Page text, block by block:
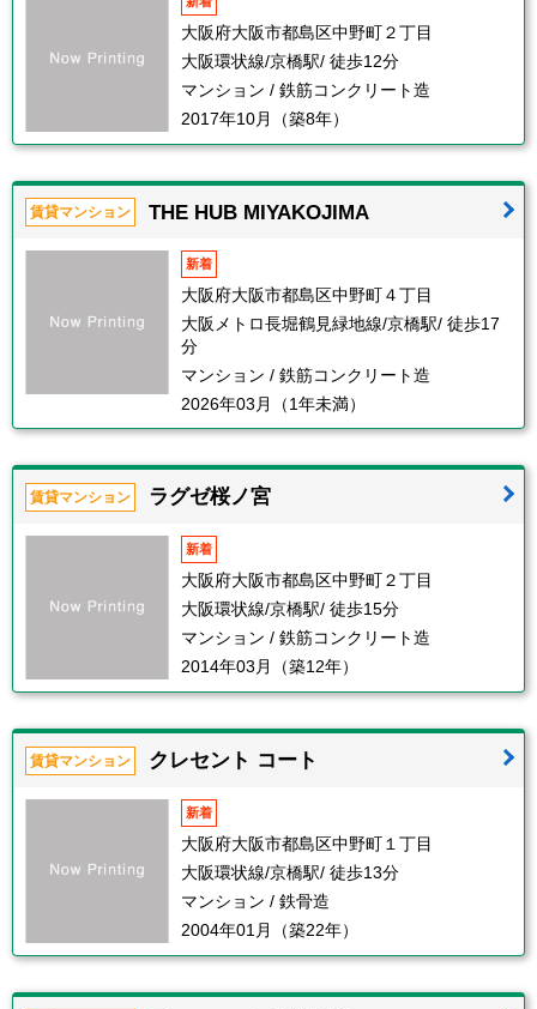
大阪府大阪市都島区中野町２丁目
大阪環状線/京橋駅/ 徒歩12分
マンション / 鉄筋コンクリート造
2017年10月（築8年）
賃貸マンション THE HUB MIYAKOJIMA
新着
大阪府大阪市都島区中野町４丁目
大阪メトロ長堀鶴見緑地線/京橋駅/ 徒歩17
分
マンション / 鉄筋コンクリート造
2026年03月（1年未満）
賃貸マンション ラグゼ桜ノ宮
新着
大阪府大阪市都島区中野町２丁目
大阪環状線/京橋駅/ 徒歩15分
マンション / 鉄筋コンクリート造
2014年03月（築12年）
賃貸マンション クレセント コート
新着
大阪府大阪市都島区中野町１丁目
大阪環状線/京橋駅/ 徒歩13分
マンション / 鉄骨造
2004年01月（築22年）